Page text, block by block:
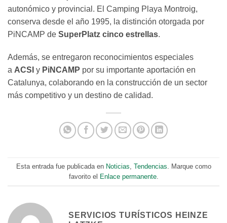
autonómico y provincial. El Camping Playa Montroig,
conserva desde el año 1995, la distinción otorgada por
PiNCAMP de SuperPlatz cinco estrellas.
Además, se entregaron reconocimientos especiales
a ACSI y PiNCAMP por su importante aportación en
Catalunya, colaborando en la construcción de un sector
más competitivo y un destino de calidad.
Esta entrada fue publicada en Noticias Tendencias . Marque como
favorito el Enlace permanente.
SERVICIOS TURÍSTICOS HEINZE